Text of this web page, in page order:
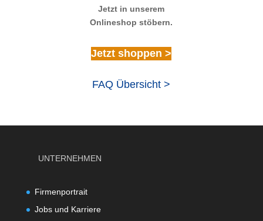
Jetzt in unserem
Onlineshop stöbern.
Jetzt shoppen >
FAQ Übersicht >
UNTERNEHMEN
Firmenportrait
Jobs und Karriere